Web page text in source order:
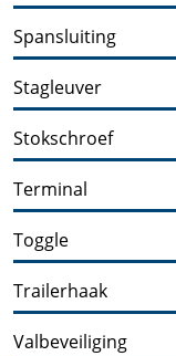
Spansluiting
Stagleuver
Stokschroef
Terminal
Toggle
Trailerhaak
Valbeveiliging